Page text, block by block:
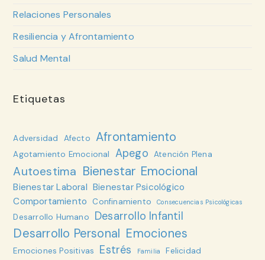
Relaciones Personales
Resiliencia y Afrontamiento
Salud Mental
Etiquetas
Adversidad Afecto Afrontamiento
Agotamiento Emocional Apego Atención Plena
Autoestima Bienestar Emocional
Bienestar Laboral Bienestar Psicológico
Comportamiento
Confinamiento Consecuencias Psicológicas
Desarrollo Humano Desarrollo Infantil
Desarrollo Personal Emociones
Emociones Positivas Estrés Familia Felicidad